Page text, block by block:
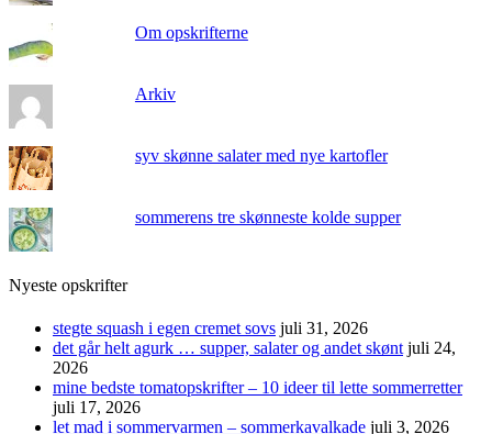
Om opskrifterne
Arkiv
syv skønne salater med nye kartofler
sommerens tre skønneste kolde supper
Nyeste opskrifter
stegte squash i egen cremet sovs juli 31, 2026
det går helt agurk … supper, salater og andet skønt juli 24,
2026
mine bedste tomatopskrifter – 10 ideer til lette sommerretter
juli 17, 2026
let mad i sommervarmen – sommerkavalkade juli 3, 2026